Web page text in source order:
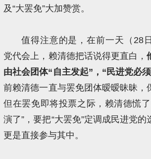
及“大罢免”大加赞赏。
值得注意的是，在前一天（28
党代会上，赖清德把话说得更直白，
由社会团体“自主发起”，“民进党必
前赖清德一直与罢免团体暧暧昧昧，
但在罢免即将投票之际，赖清德慌
演了”，要把“大罢免”定调成民进党的
更是直接参与其中。